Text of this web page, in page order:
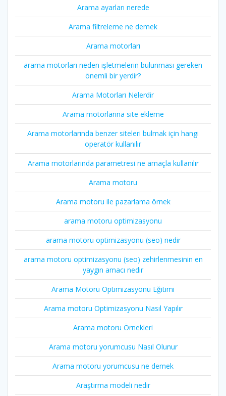
Arama ayarları nerede
Arama filtreleme ne demek
Arama motorları
arama motorları neden işletmelerin bulunması gereken
önemli bir yerdir?
Arama Motorları Nelerdir
Arama motorlarına site ekleme
Arama motorlarında benzer siteleri bulmak için hangi
operatör kullanılır
Arama motorlarında parametresi ne amaçla kullanılır
Arama motoru
Arama motoru ile pazarlama örnek
arama motoru optimizasyonu
arama motoru optimizasyonu (seo) nedir
arama motoru optimizasyonu (seo) zehirlenmesinin en
yaygın amacı nedir
Arama Motoru Optimizasyonu Eğitimi
Arama motoru Optimizasyonu Nasıl Yapılır
Arama motoru Örnekleri
Arama motoru yorumcusu Nasıl Olunur
Arama motoru yorumcusu ne demek
Araştırma modeli nedir